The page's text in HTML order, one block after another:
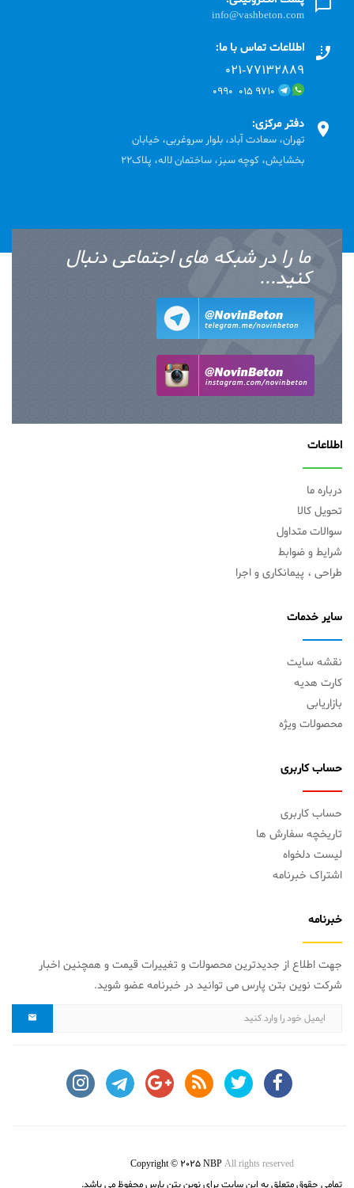
info@vashbeton.com
اطلاعات تماس با ما:
۰۲۱-۷۷۱٣۲۸۸۹
۹۷۱۰ ۰۱۵ ۰۹۹۰
دفتر مرکزی:
تهران، سعادت آباد، بلوار سروغربی، خیابان
بخشایش، کوچه سبز، ساختمان لاله، پلاک22
ما را در شبکه های اجتماعی دنبال
کنید...
اطلاعات
درباره ما
تحویل کالا
سوالات متداول
شرایط و ضوابط
طراحی ، پیمانکاری و اجرا
سایر خدمات
نقشه سایت
کارت هدیه
بازاریابی
محصولات ویژه
حساب کاربری
حساب کاربری
تاریخچه سفارش ها
لیست دلخواه
اشتراک خبرنامه
خبرنامه
جهت اطلاع از جدیدترین محصولات و تغییرات قیمت و همچنین اخبار
شرکت نوین بتن پارس می توانید در خبرنامه عضو شوید.
Copyright © 2025 NBPAll rights reserved